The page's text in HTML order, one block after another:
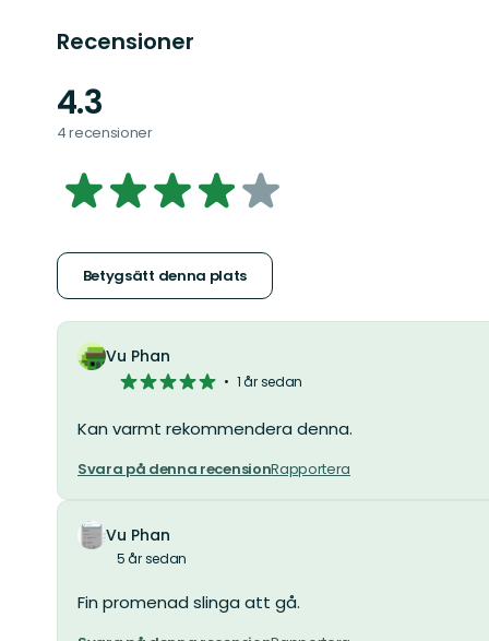
Recensioner
4.3
4 recensioner
4.2624777183600715
5
stjärnor
Betygsätt denna plats
Vu Phan
5
5
1 år sedan
Kan varmt rekommendera denna.
Svara på denna recensionRapportera
Vu Phan
5 år sedan
Fin promenad slinga att gå.